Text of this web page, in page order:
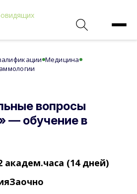
Медицина
вопросы
— обучение в
академ.часа (14 дней)
Заочно